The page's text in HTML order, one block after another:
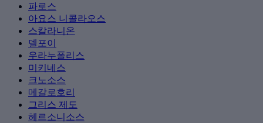
파로스
아요스 니콜라오스
스칼라니온
델포이
우라누폴리스
미키네스
크노소스
메갈로호리
그리스 제도
헤르소니소스